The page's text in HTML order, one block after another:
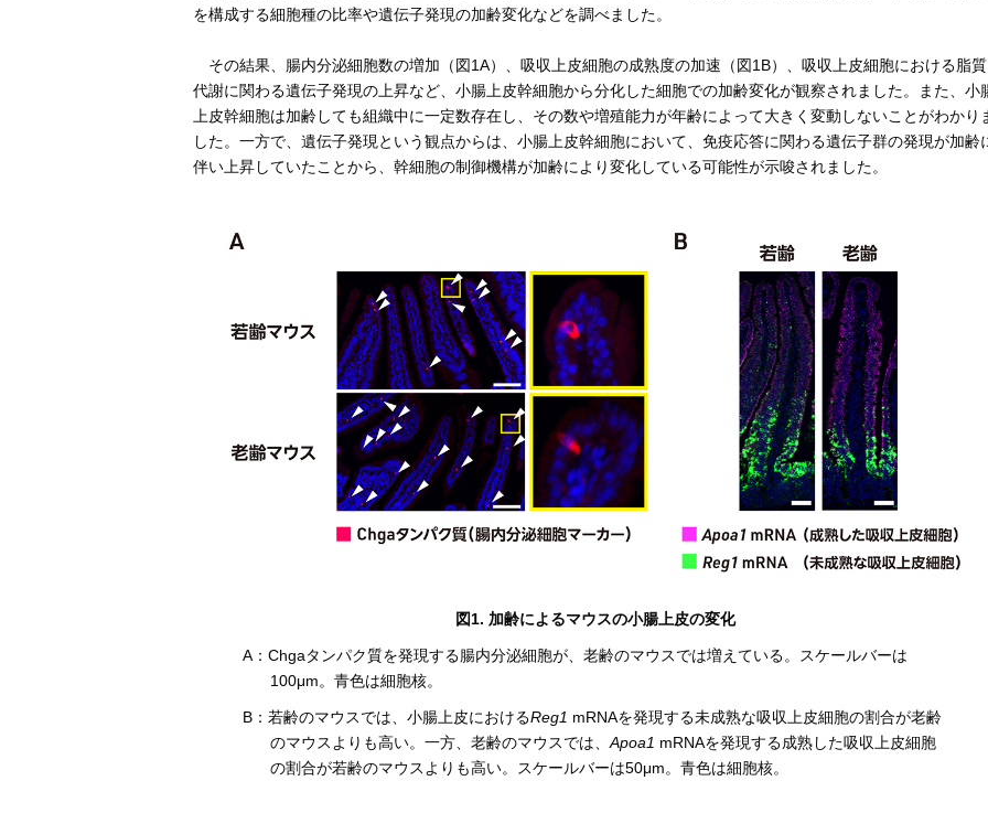
を構成する細胞種の比率や遺伝子発現の加齢変化などを調べました。
その結果、腸内分泌細胞数の増加（図1A）、吸収上皮細胞の成熟度の加速（図1B）、吸収上皮細胞における脂質
代謝に関わる遺伝子発現の上昇など、小腸上皮幹細胞から分化した細胞での加齢変化が観察されました。また、小
上皮幹細胞は加齢しても組織中に一定数存在し、その数や増殖能力が年齢によって大きく変動しないことがわかり
した。一方で、遺伝子発現という観点からは、小腸上皮幹細胞において、免疫応答に関わる遺伝子群の発現が加齢
伴い上昇していたことから、幹細胞の制御機構が加齢により変化している可能性が示唆されました。
図1. 加齢によるマウスの小腸上皮の変化
A：Chgaタンパク質を発現する腸内分泌細胞が、老齢のマウスでは増えている。スケールバーは
100μm。青色は細胞核。
B：若齢のマウスでは、小腸上皮におけるReg1 mRNAを発現する未成熟な吸収上皮細胞の割合が老齢
のマウスよりも高い。一方、老齢のマウスでは、Apoa1 mRNAを発現する成熟した吸収上皮細胞
の割合が若齢のマウスよりも高い。スケールバーは50μm。青色は細胞核。